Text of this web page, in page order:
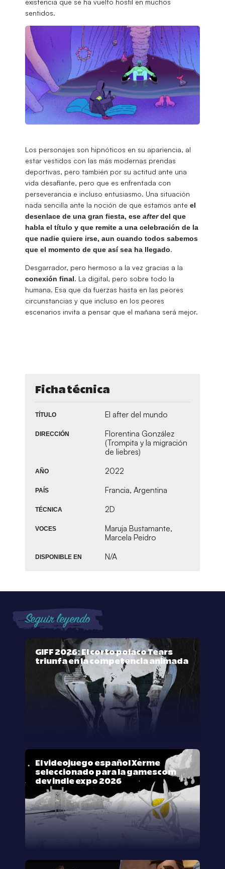
sentidos.
Los personajes son hipnóticos en su apariencia, al
estar vestidos con las más modernas prendas
deportivas, pero también por su actitud ante una
vida desafiante, pero que es enfrentada con
perseverancia e incluso entusiasmo. Una situación
nada sencilla ante la noción de que estamos ante el
desenlace de una gran fiesta, ese afterdel que
habla el título y que remite a una celebración de la
que nadie quiere irse, aun cuando todos sabemos
que el momento de que así sea ha llegado.
Desgarrador, pero hermoso a la vez gracias a la
conexión final. La digital, pero sobre todo la
humana. Esa que da fuerzas hasta en las peores
circunstancias y que incluso en los peores
escenarios invita a pensar que el mañana será mejor.
Ficha técnica
TÍTULO El after del mundo
DIRECCIÓN
Florentina González
(Trompita y la migración
de liebres)
AÑO 2022
PAÍS Francia, Argentina
TÉCNICA 2D
VOCES
Maruja Bustamante,
Marcela Peidro
DISPONIBLE EN N/A
Seguir leyendo
GIFF 2026: El corto polaco Tears
triunfa en la competencia animada
El videojuego español Xerme
seleccionado para la gamescom
dev indie expo 2026